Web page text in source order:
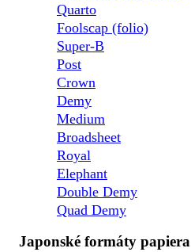
Quarto
Foolscap (folio)
Super-B
Post
Crown
Demy
Medium
Broadsheet
Royal
Elephant
Double Demy
Quad Demy
Japonské formáty papiera